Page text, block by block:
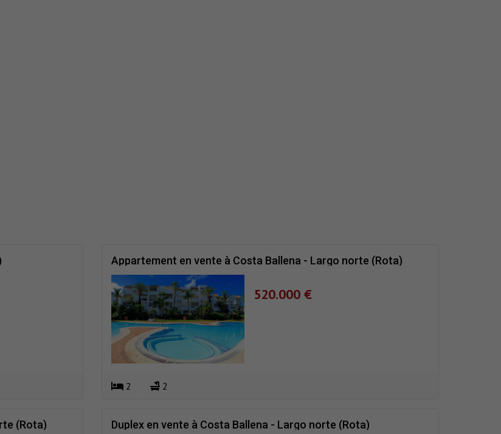
Appartement en vente à Costa Ballena - Largo norte (Rota)
520.000 €
2 2
(Rota) Duplex en vente à Costa Ballena - Largo norte (Rota)